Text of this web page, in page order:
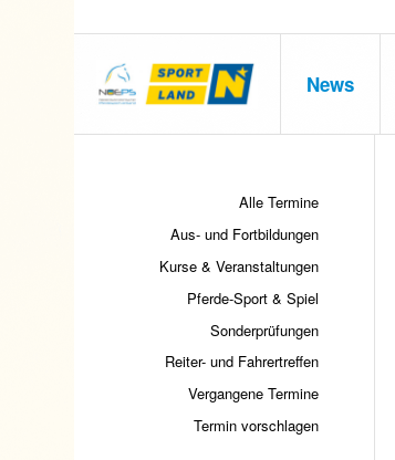
News
Alle Termine
Aus- und Fortbildungen
Kurse & Veranstaltungen
Pferde-Sport & Spiel
Sonderprüfungen
Reiter- und Fahrertreffen
Vergangene Termine
Termin vorschlagen